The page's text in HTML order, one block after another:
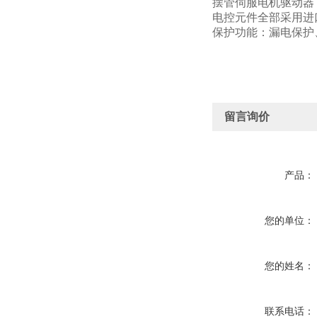
摆管伺服电机驱动
电控元件全部采用
保护功能：漏电保
留言询价
产品：
您的单位：
您的姓名：
联系电话：